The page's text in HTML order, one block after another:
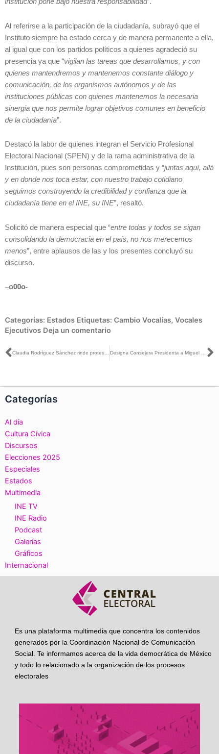
institución pone bajo nuestra responsabilidad”.
Al referirse a la participación de la ciudadanía, subrayó que el
Instituto siempre ha estado cerca y de manera permanente a ella,
al igual que con los partidos políticos a quienes agradeció su
presencia ya que “vigilan las tareas que desarrollamos, y con
quienes mantendremos y mantenemos constante diálogo y
comunicación, de los organismos autónomos y de las
instituciones públicas con quienes mantenemos la necesaria
sinergia que nos permite lograr objetivos comunes en beneficio
de la ciudadanía”.
Destacó la labor de quienes integran el Servicio Profesional
Electoral Nacional (SPEN) y de la rama administrativa de la
Institución, pues son personas comprometidas y “juntas aquí, allá
y en donde nos toca estar, con nuestro trabajo cotidiano
seguimos construyendo la credibilidad y confianza que la
ciudadanía tiene en el INE, su INE”, resaltó.
Solicitó de manera especial que “entre todas y todos se sigan
consolidando la democracia en el país, no nos merecemos
menos”, entre aplausos de las y los presentes concluyó su
discurso.
–o00o-
Categorías: Estados Etiquetas: Cambio Vocalías, Vocales
Ejecutivos Deja un comentario
Ant
Categorías
Al día
Cultura Cívica
Discursos
Elecciones 2025
Especiales
Estados
Multimedia
INE TV
INE Radio
Podcast
Galerías
Gráficos
Internacional
Es una plataforma multimedia que concentra los contenidos
generados por la Coordinación Nacional de Comunicación
Social. Te informamos acerca de la vida democrática de México
y todo lo relacionado a la organización de los procesos
electorales